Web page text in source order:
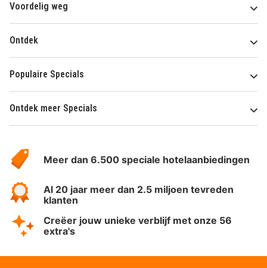
Voordelig weg
Ontdek
Populaire Specials
Ontdek meer Specials
HotelSpecials
Meer dan 6.500 speciale hotelaanbiedingen
Al 20 jaar meer dan 2.5 miljoen tevreden
klanten
Creëer jouw unieke verblijf met onze 56
extra's